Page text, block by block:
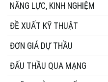
NĂNG LỰC, KINH NGHIỆM
ĐỀ XUẤT KỸ THUẬT
ĐƠN GIÁ DỰ THẦU
ĐẤU THẦU QUA MẠNG